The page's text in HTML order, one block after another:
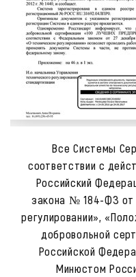
Все Системы
соответствии с
Российский
закона № 184-ФЗ от
регулировании»,
добровольной
Российской
Минюстом